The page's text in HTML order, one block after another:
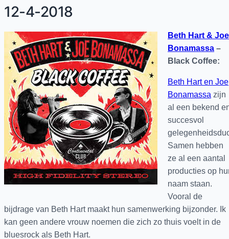
12-4-2018
Beth Hart & Joe
Bonamassa –
Black Coffee:
Beth Hart en Joe
Bonamassa zijn
al een bekend
succesvol
Samen hebben
ze al een aantal
producties op
naam staan.
Vooral de
bijdrage van Beth Hart maakt hun samenwerking bijzonder. Ik
kan geen andere vrouw noemen die zich zo thuis voelt in de
bluesrock als Beth Hart.